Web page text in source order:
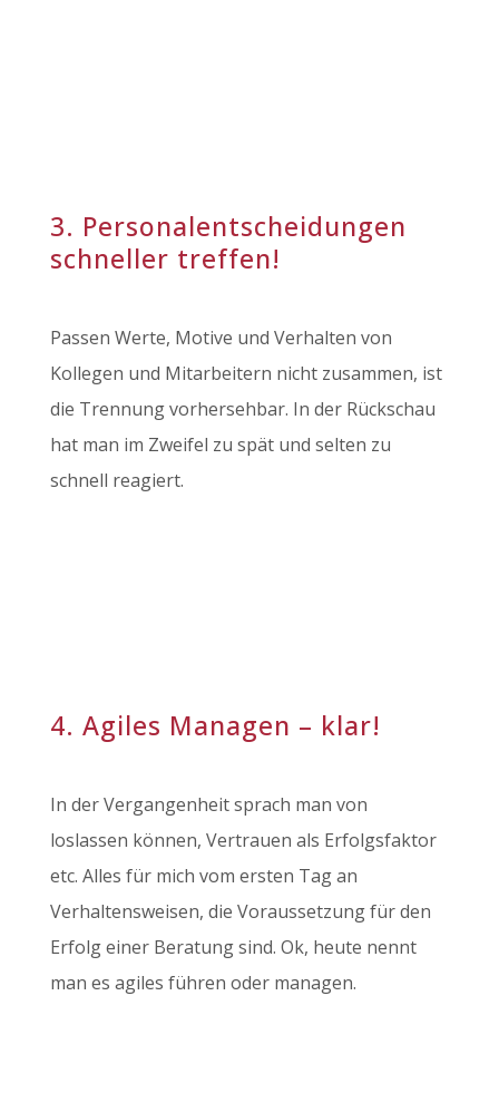
3. Personalentscheidungen
schneller treffen!
Passen Werte, Motive und Verhalten von
Kollegen und Mitarbeitern nicht zusammen, ist
die Trennung vorhersehbar. In der Rückschau
hat man im Zweifel zu spät und selten zu
schnell reagiert.
4. Agiles Managen – klar!
In der Vergangenheit sprach man von
loslassen können, Vertrauen als Erfolgsfaktor
etc. Alles für mich vom ersten Tag an
Verhaltensweisen, die Voraussetzung für den
Erfolg einer Beratung sind. Ok, heute nennt
man es agiles führen oder managen.